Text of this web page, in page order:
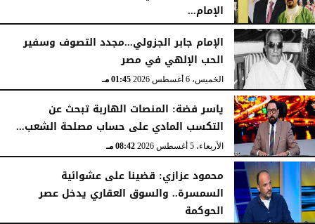
الإمام...
الخميس، 6 أغسطس 2026
الإمام جابر الجزولي...مجدد التصوف وسفير
الحب الإلهي في مصر
الخميس، 6 أغسطس 2026 01:45 مـ
ياسر فضة: المنصات الهاربة تبحث عن
التكسب المادي على حساب مصلحة الشعب...
الأربعاء، 5 أغسطس 2026 08:42 مـ
محمود عزازي: قضينا على عشوائية
السمسرة.. والسوق العقاري يدخل عصر
الحوكمة